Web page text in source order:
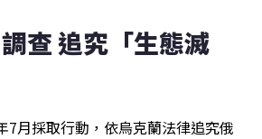
查 追究「生態滅
7月採取行動，依烏克蘭法律追究俄